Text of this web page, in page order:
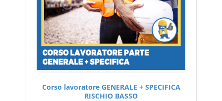
Corso lavoratore GENERALE + SPECIFICA
RISCHIO BASSO